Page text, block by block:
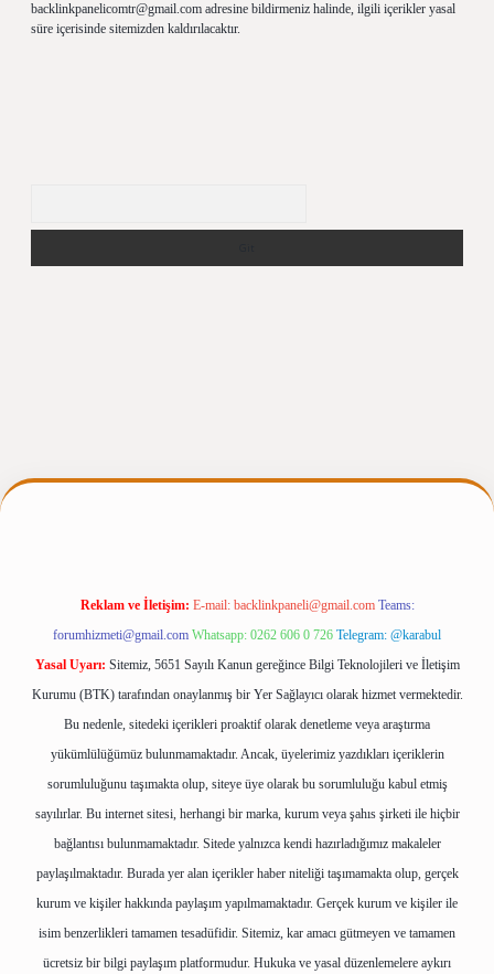
backlinkpanelicomtr@gmail.com adresine bildirmeniz halinde, ilgili içerikler yasal
süre içerisinde sitemizden kaldırılacaktır.
Reklam ve İletişim: E-mail: backlinkpaneli@gmail.com Teams:
forumhizmeti@gmail.com Whatsapp: 0262 606 0 726 Telegram: @karabul
Yasal Uyarı: Sitemiz, 5651 Sayılı Kanun gereğince Bilgi Teknolojileri ve İletişim
Kurumu (BTK) tarafından onaylanmış bir Yer Sağlayıcı olarak hizmet vermektedir.
Bu nedenle, sitedeki içerikleri proaktif olarak denetleme veya araştırma
yükümlülüğümüz bulunmamaktadır. Ancak, üyelerimiz yazdıkları içeriklerin
sorumluluğunu taşımakta olup, siteye üye olarak bu sorumluluğu kabul etmiş
sayılırlar. Bu internet sitesi, herhangi bir marka, kurum veya şahıs şirketi ile hiçbir
bağlantısı bulunmamaktadır. Sitede yalnızca kendi hazırladığımız makaleler
paylaşılmaktadır. Burada yer alan içerikler haber niteliği taşımamakta olup, gerçek
kurum ve kişiler hakkında paylaşım yapılmamaktadır. Gerçek kurum ve kişiler ile
isim benzerlikleri tamamen tesadüfidir. Sitemiz, kar amacı gütmeyen ve tamamen
ücretsiz bir bilgi paylaşım platformudur. Hukuka ve yasal düzenlemelere aykırı